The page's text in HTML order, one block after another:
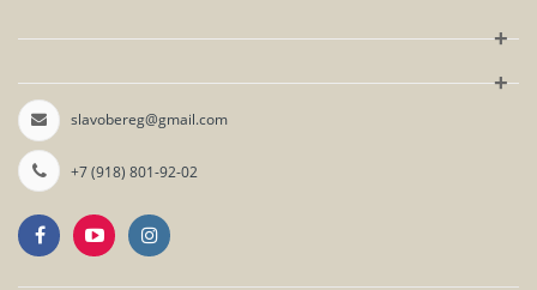
+
+
slavobereg@gmail.com
+7 (918) 801-92-02